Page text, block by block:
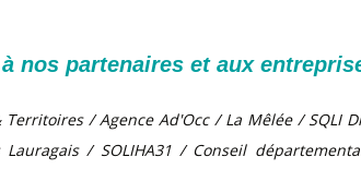
nos partenaires et aux
Territoires / Agence Ad'Occ / La Mêlée /
Lauragais / SOLIHA31 / Conseil